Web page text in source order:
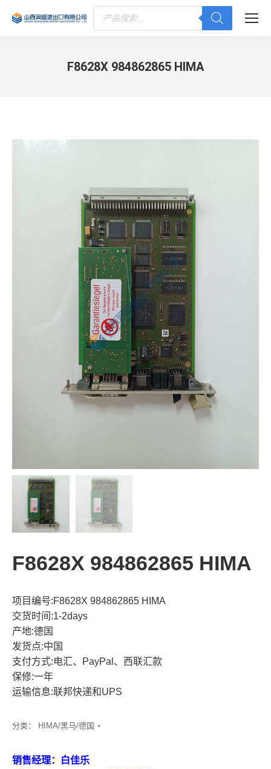
Products
search
F8628X 984862865 HIMA
F8628X 984862865 HIMA
项目编号:F8628X 984862865 HIMA
交货时间:1-2days
产地:德国
发货点:中国
支付方式:电汇、PayPal、西联汇款
保修:一年
运输信息:联邦快递和UPS
分类： HIMA/黑马/德国
销售经理：白佳乐